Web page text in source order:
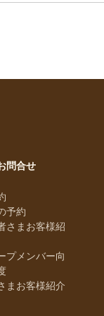
問合せ
予約
さまお客様紹
プメンバー向
まお客様紹介